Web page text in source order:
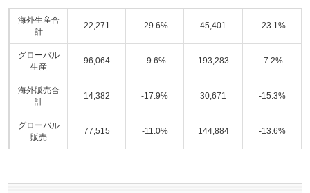
海外生産合
計
22,271 -29.6% 45,401 -23.1%
グローバル
生産
96,064 -9.6% 193,283 -7.2%
海外販売合
計
14,382 -17.9% 30,671 -15.3%
グローバル
販売
77,515 -11.0% 144,884 -13.6%